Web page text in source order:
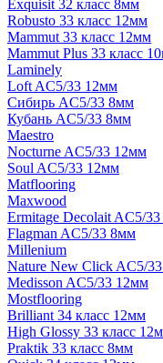
Exquisit 32 класс 8мм
Robusto 33 класс 12мм
Mammut 33 класс 12мм
Mammut Plus 33 класс
Laminely
Loft AC5/33 12мм
Сибирь AC5/33 8мм
Кубань AC5/33 8мм
Maestro
Nocturne AC5/33 12мм
Soul AC5/33 12мм
Matflooring
Maxwood
Ermitage Decolait AC5/
Flagman AC5/33 8мм
Millenium
Nature New Click AC5/
Medisson AC5/33 12мм
Mostflooring
Brilliant 34 класс 12мм
High Glossy 33 класс
Praktik 33 класс 8мм